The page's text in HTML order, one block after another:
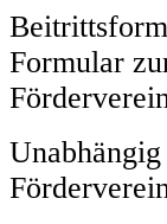
Formular